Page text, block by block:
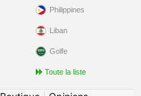
Philippines
Liban
Golfe
Toute la liste